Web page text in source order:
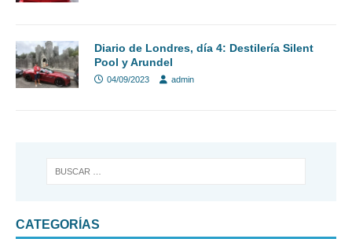
Diario de Londres, día 4: Destilería Silent
Pool y Arundel
04/09/2023 admin
CATEGORÍAS